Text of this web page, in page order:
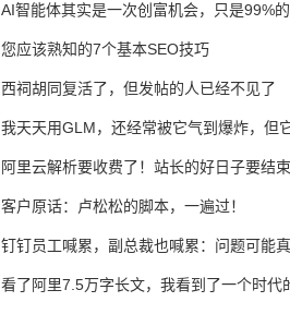
AI智能体其实是一次创富机会，只是99%
错过了
您应该熟知的7个基本SEO技巧
西祠胡同复活了，但发帖的人已经不见了
我天天用GLM，还经常被它气到爆炸，但
16万亿
阿里云解析要收费了！站长的好日子要结
客户原话：卢松松的脚本，一遍过！
钉钉员工喊累，副总裁也喊累：问题可能
了
看了阿里7.5万字长文，我看到了一个时代